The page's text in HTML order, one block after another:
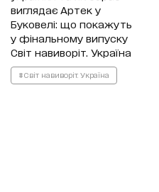
виглядає Артек у
Буковелі: що покажуть
у фінальному випуску
Світ навиворіт. Україна
#Світ навиворіт. Україна